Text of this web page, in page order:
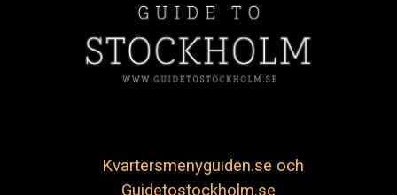
Kvartersmenyguiden.se och
Guidetostockholm.se